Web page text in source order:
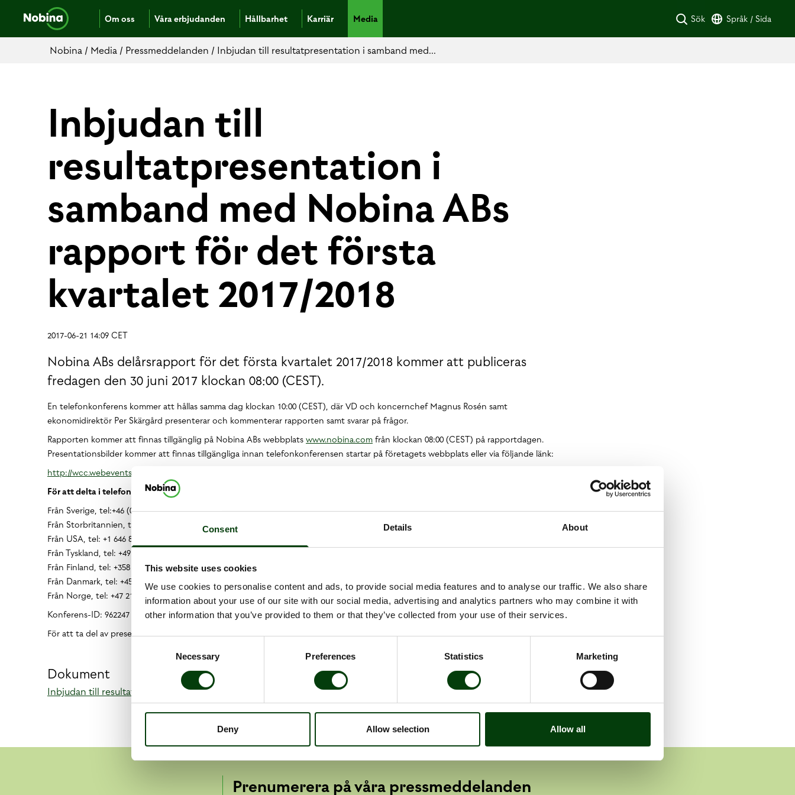
Consent Details About
This website uses cookies
We use cookies to personalise content and ads, to provide social media features and to analyse our traffic. We also share
information about your use of our site with our social media, advertising and analytics partners who may combine it with
other information that you’ve provided to them or that they’ve collected from your use of their services.
Necessary Preferences Statistics Marketing
Deny Allow selection Allow all
Om oss Våra erbjudanden Hållbarhet Karriär Media Sök Språk / Sida
Nobina / Media / Pressmeddelanden / Inbjudan till resultatpresentation i samband med...
Inbjudan till
resultatpresentation i
samband med Nobina ABs
rapport för det första
kvartalet 2017/2018
2017-06-21 14:09 CET
Nobina ABs delårsrapport för det första kvartalet 2017/2018 kommer att publiceras
fredagen den 30 juni 2017 klockan 08:00 (CEST).
En telefonkonferens kommer att hållas samma dag klockan 10:00 (CEST), där VD och koncernchef Magnus Rosén samt
ekonomidirektör Per Skärgård presenterar och kommenterar rapporten samt svarar på frågor.
Rapporten kommer att finnas tillgänglig på Nobina ABs webbplats www.nobina.com från klockan 08:00 (CEST) på rapportdagen.
Presentationsbilder kommer att finnas tillgängliga innan telefonkonferensen startar på företagets webbplats eller via följande länk:
http://wcc.webeventservices.com/r.htm?e=1447906&s=1&k=BC9942CAB047AE3E3ECF340964099EE1
För att delta i telefonkonferensen, vänligen ring:
Från Sverige, tel:+46 (0)8 5052 0337
Från Storbritannien, tel:+44 (0)20 7162 9960
Från USA, tel: +1 646 851 2094
Från Tyskland, tel: +49 (0)307 2616 7227
Från Finland, tel: +358 (0)9 2313 9205
Från Danmark, tel: +45 3271 4891
Från Norge, tel: +47 215 012 99
Konferens-ID: 962247
För att ta del av presentationen i efterhand, vänligen logga in via samma länk som ovan.
Dokument
Inbjudan till resultatpresentation Q1 2017/2018
Prenumerera på våra pressmeddelanden